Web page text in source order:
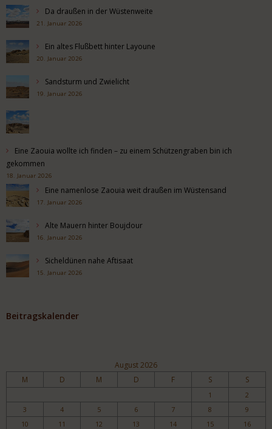
Da draußen in der Wüstenweite
21. Januar 2026
Ein altes Flußbett hinter Layoune
20. Januar 2026
Sandsturm und Zwielicht
19. Januar 2026
Eine Zaouia wollte ich finden – zu einem Schützengraben bin ich
gekommen
18. Januar 2026
Eine namenlose Zaouia weit draußen im Wüstensand
17. Januar 2026
Alte Mauern hinter Boujdour
16. Januar 2026
Sicheldünen nahe Aftisaat
15. Januar 2026
Beitragskalender
August 2026
M D M D F S S
1
2
3
4 5 6 7 8
9
10
11 12 13 14 15
16